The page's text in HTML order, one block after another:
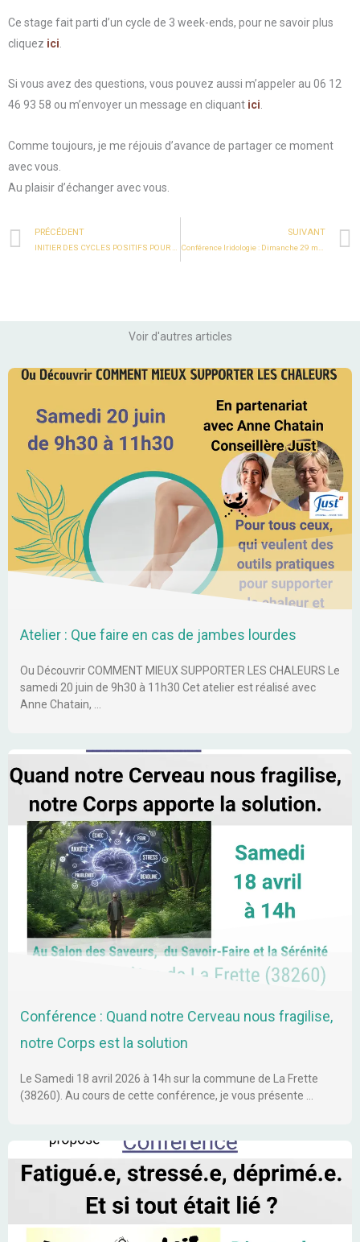
Ce stage fait parti d’un cycle de 3 week-ends, pour ne savoir plus
cliquez ici
Si vous avez des questions, vous pouvez aussi m’appeler au 06 12
46 93 58 ou m’envoyer un message en cliquant ici
Comme toujours, je me réjouis d’avance de partager ce moment
avec vous.
Au plaisir d’échanger avec vous.
Prev
PRÉCÉDENT SUIVANT
Voir d'autres articles
Atelier : Que faire en cas de jambes lourdes
Ou Découvrir COMMENT MIEUX SUPPORTER LES CHALEURS Le
samedi 20 juin de 9h30 à 11h30 Cet atelier est réalisé avec
Anne Chatain, …
Conférence : Quand notre Cerveau nous fragilise,
notre Corps est la solution
Le Samedi 18 avril 2026 à 14h sur la commune de La Frette
(38260). Au cours de cette conférence, je vous présente …